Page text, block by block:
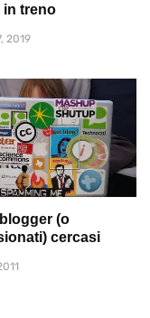
in treno
2019
(o
cercasi